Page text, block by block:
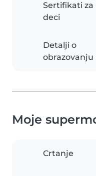
Sertifikati
deci
Detalji o
obrazovanju
Moje
Crtanje